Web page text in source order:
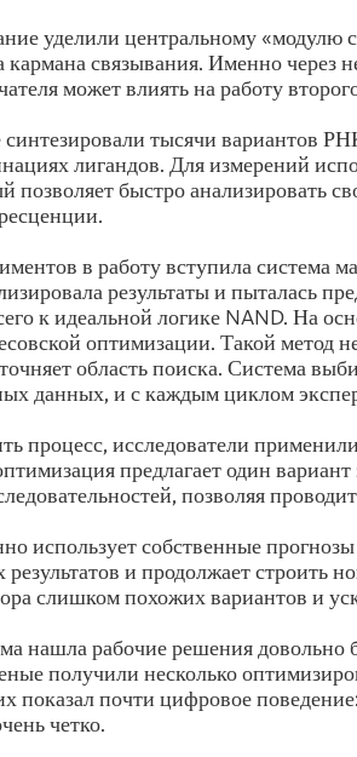
уделили центральному «модулю
кармана связывания. Именно через
может влиять на работу
синтезировали тысячи вариантов
лигандов. Для измерений
позволяет быстро анализировать
в работу вступила система
результаты и пыталась
к идеальной логике NAND. На
оптимизации. Такой метод
область поиска. Система
данных, и с каждым циклом
процесс, исследователи
предлагает один
позволяя
использует собственные
и продолжает строить
слишком похожих вариантов и
нашла рабочие решения довольно
получили несколько
показал почти цифровое
четко.